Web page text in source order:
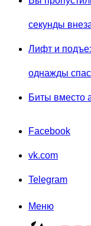
секунды
Лифт и
однажды
Биты вместо
Facebook
vk.com
Telegram
Меню